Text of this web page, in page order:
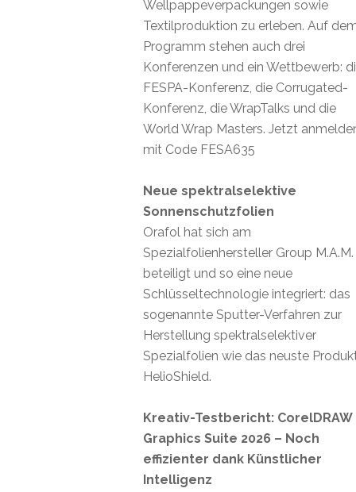
Wellpappeverpackungen sowie
Textilproduktion zu erleben. Auf
Programm stehen auch drei
Konferenzen und ein Wettbewerb:
FESPA-Konferenz, die Corrugated-
Konferenz, die WrapTalks und die
World Wrap Masters. Jetzt
mit Code FESA635
Neue spektralselektive
Sonnenschutzfolien
Orafol hat sich am
Spezialfolienhersteller Group M.A.M.
beteiligt und so eine neue
Schlüsseltechnologie integriert: das
sogenannte Sputter-Verfahren zur
Herstellung spektralselektiver
Spezialfolien wie das neuste
HelioShield.
Kreativ-Testbericht: CorelDRAW
Graphics Suite 2026 – Noch
effizienter dank Künstlicher
Intelligenz